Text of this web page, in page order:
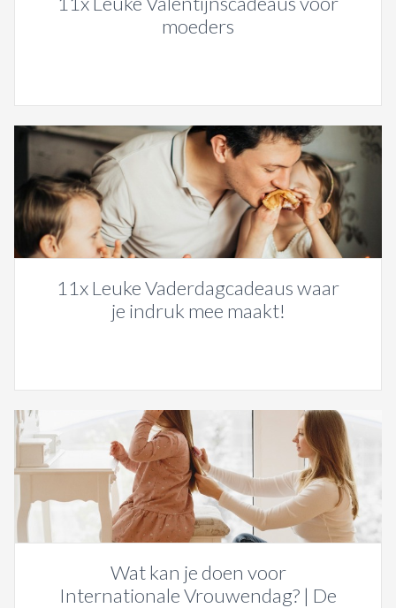
moeders
11x Leuke Vaderdagcadeaus waar
je indruk mee maakt!
Wat kan je doen voor
Internationale Vrouwendag? | De